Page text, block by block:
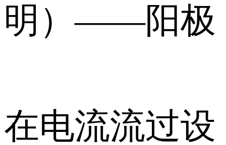
明）——阳极
在电流流过设